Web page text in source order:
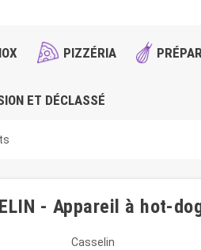
PIZZÉRIA
ET DÉCLASSÉ
- Appareil à hot-
Casselin